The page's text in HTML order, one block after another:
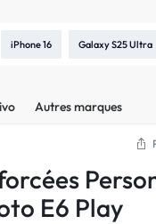
iPhone 16 Galaxy S25 Ultra
Autres marques
E6 Play